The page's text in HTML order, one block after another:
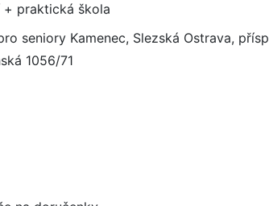
+ praktická škola
seniory Kamenec, Slezská Ostrava,
1056/71